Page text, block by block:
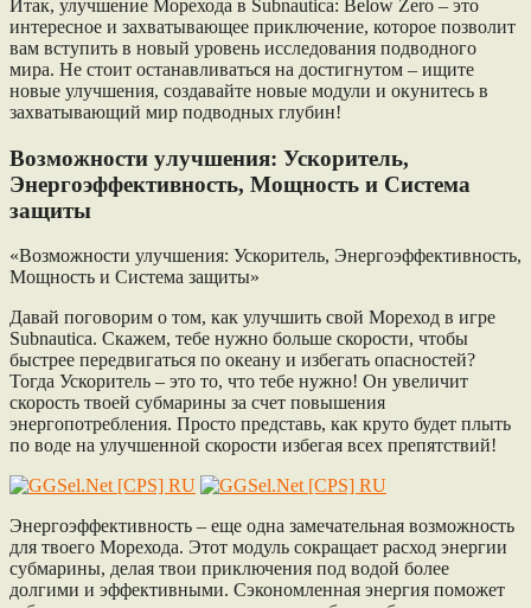
Итак, улучшение Морехода в Subnautica: Below Zero – это
интересное и захватывающее приключение, которое позволит
вам вступить в новый уровень исследования подводного
мира. Не стоит останавливаться на достигнутом – ищите
новые улучшения, создавайте новые модули и окунитесь в
захватывающий мир подводных глубин!
Возможности улучшения: Ускоритель,
Энергоэффективность, Мощность и Система
защиты
«Возможности улучшения: Ускоритель, Энергоэффективность,
Мощность и Система защиты»
Давай поговорим о том, как улучшить свой Мореход в игре
Subnautica. Скажем, тебе нужно больше скорости, чтобы
быстрее передвигаться по океану и избегать опасностей?
Тогда Ускоритель – это то, что тебе нужно! Он увеличит
скорость твоей субмарины за счет повышения
энергопотребления. Просто представь, как круто будет плыть
по воде на улучшенной скорости избегая всех препятствий!
Энергоэффективность – еще одна замечательная возможность
для твоего Морехода. Этот модуль сокращает расход энергии
субмарины, делая твои приключения под водой более
долгими и эффективными. Сэкономленная энергия поможет